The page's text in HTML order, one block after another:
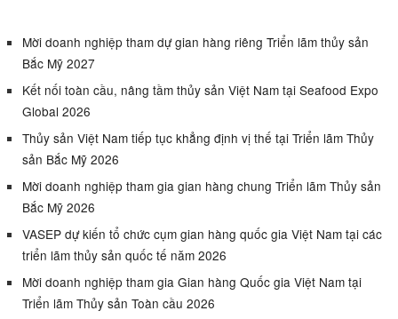
Mời doanh nghiệp tham dự gian hàng riêng Triển lãm thủy sản
Bắc Mỹ 2027
Kết nối toàn cầu, nâng tầm thủy sản Việt Nam tại Seafood Expo
Global 2026
Thủy sản Việt Nam tiếp tục khẳng định vị thế tại Triển lãm Thủy
sản Bắc Mỹ 2026
Mời doanh nghiệp tham gia gian hàng chung Triển lãm Thủy sản
Bắc Mỹ 2026
VASEP dự kiến tổ chức cụm gian hàng quốc gia Việt Nam tại các
triển lãm thủy sản quốc tế năm 2026
Mời doanh nghiệp tham gia Gian hàng Quốc gia Việt Nam tại
Triển lãm Thủy sản Toàn cầu 2026